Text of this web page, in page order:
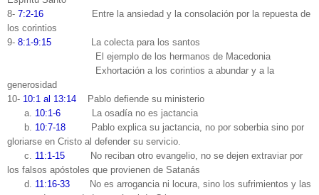
8- 7:2-16 Entre la ansiedad y la consolación por la repuesta de
los corintios
9- 8:1-9:15 La colecta para los santos
El ejemplo de los hermanos de Macedonia
Exhortación a los corintios a abundar y a la
generosidad
10- 10:1 al 13:14 Pablo defiende su ministerio
a. 10:1-6 La osadía no es jactancia
b. 10:7-18 Pablo explica su jactancia, no por soberbia sino por
gloriarse en Cristo al defender su servicio.
c. 11:1-15 No reciban otro evangelio, no se dejen extraviar por
los falsos apóstoles que provienen de Satanás
d. 11:16-33 No es arrogancia ni locura, sino los sufrimientos y las